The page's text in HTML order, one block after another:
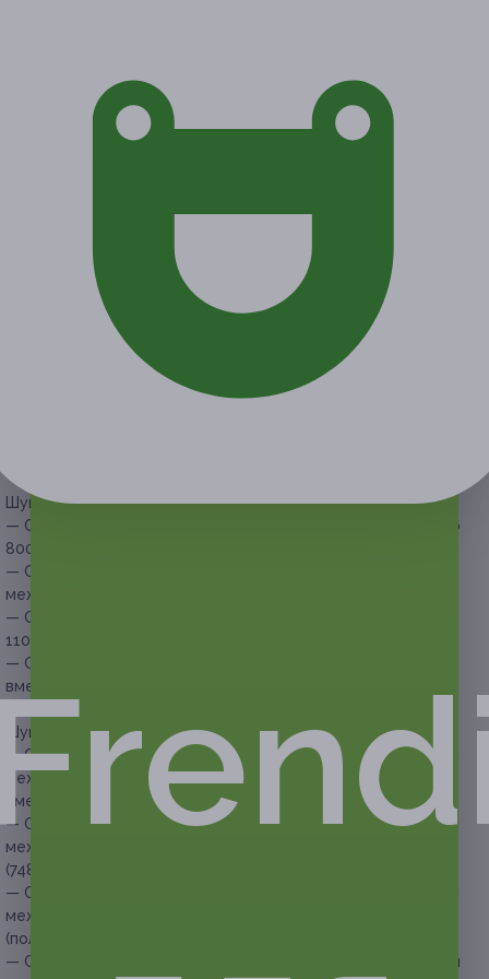
Срок действия купонов: с 17.02.2021 до 10.05.2021
(включительно).
Вы можете предъявить купон в электронном или
распечатанном виде.
Один человек может купить неограниченное количество
Шугаринг одной зоны для женщин:
— Скидка 52% на шугаринг рук полностью (384 руб. вместо
800 руб.)
— Скидка 54% на шугаринг зоны глубокого бикини (включая
межъягодичную зону) (368 руб. вместо 800 руб.)
— Скидка 62% на шугаринг ног полностью (418 руб. вместо
1100 руб.)
— Скидка 62% на шугаринг подмышечных впадин (152 руб.
вместо 400 руб.)
Шугаринг нескольких зон для женщин:
— Скидка 54% на шугаринг зоны глубокого бикини (включая
межъягодичную зону) и подмышечных впадин (506 руб.
вместо 1100 руб.)
— Скидка 56% на шугаринг зоны глубокого бикини (включая
межъягодичную зону), подмышечных впадин и голеней
(748 руб. вместо 1700 руб.)
— Скидка 58% на шугаринг зоны глубокого бикини (включая
межъягодичную зону), подмышечных впадин и ног
(полностью) (924 руб. вместо 2200 руб.)
— Скидка 60% на шугаринг зоны глубокого бикини (включая